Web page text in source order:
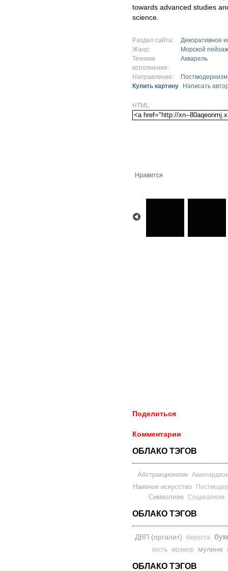
towards advanced studies
science.
Раздел сайта:
Декоративное
Жанр:
Морской пейзаж
Техника
исполнения:
Акварель
Направление:
Постмодернизм
Купить картину
Написать
HTML:
Нравится
Поделиться
Комментарии
ОБЛАКО ТЭГОВ
Абстракционизм
Наивное искусство
Символизм Соцреализм
ОБЛАКО ТЭГОВ
ДВП (оргалит) береста
кость мрамор мулине
ОБЛАКО ТЭГОВ